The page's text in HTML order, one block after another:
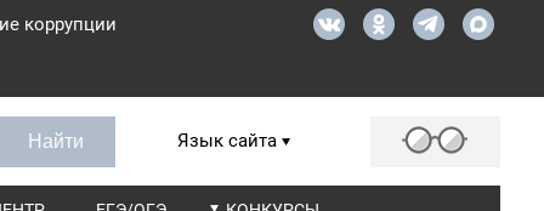
коррупции
Язык сайта